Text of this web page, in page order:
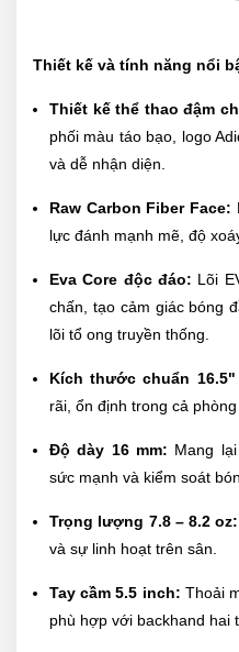
Thiết kế và tính năng nổi
Thiết kế thể thao đậm
phối màu táo bạo, logo
và dễ nhận diện.
Raw Carbon Fiber Face:
lực đánh mạnh mẽ, độ
Eva Core độc đáo: Lõi
chấn, tạo cảm giác bóng
lõi tổ ong truyền thống.
Kích thước chuẩn
rãi, ổn định trong cả phòng
Độ dày 16 mm: Mang
sức mạnh và kiểm soát
Trọng lượng 7.8 – 8.2 oz:
và sự linh hoạt trên sân.
Tay cầm 5.5 inch: Thoải
phù hợp với backhand hai